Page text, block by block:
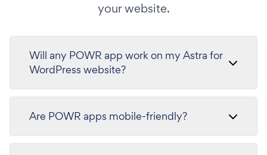
your website.
Will any POWR app work on my Astra for
WordPress website?
Are POWR apps mobile-friendly?